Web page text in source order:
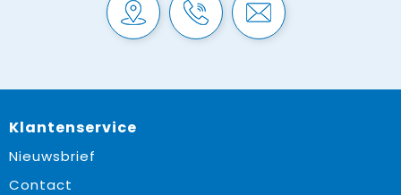
Klantenservice
Nieuwsbrief
Contact